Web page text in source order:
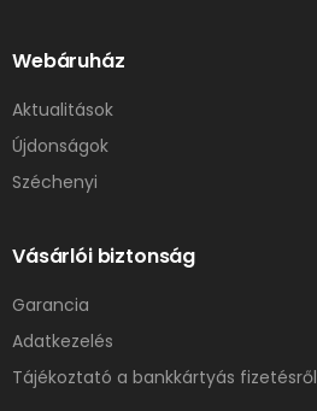
Webáruház
Aktualitások
Újdonságok
Széchenyi
Vásárlói biztonság
Garancia
Adatkezelés
Tájékoztató a bankkártyás fizetésről